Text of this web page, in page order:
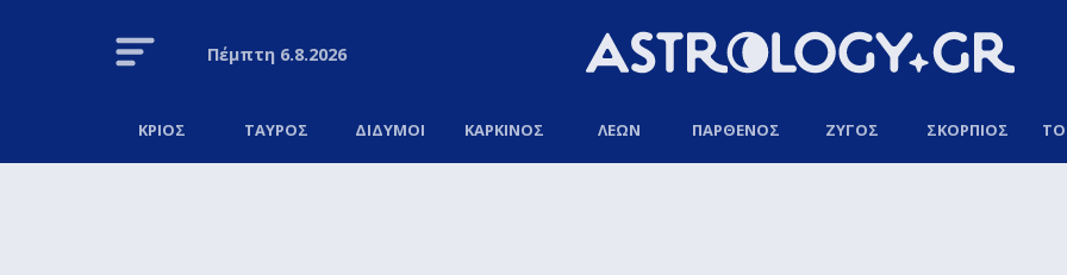
Πέμπτη6.8.2026
ΚΡΙΟΣ ΤΑΥΡΟΣ ΔΙΔΥΜΟΙ ΚΑΡΚΙΝΟΣ ΛΕΩΝ ΠΑΡΘΕΝΟΣ ΖΥΓΟΣ ΣΚΟΡΠΙΟΣ